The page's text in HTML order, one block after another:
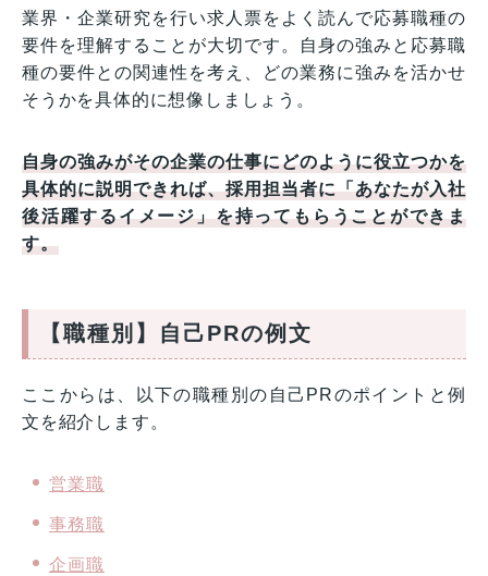
業界・企業研究を行い求人票をよく読んで応募職種の
要件を理解することが大切です。自身の強みと応募職
種の要件との関連性を考え、どの業務に強みを活かせ
そうかを具体的に想像しましょう。
自身の強みがその企業の仕事にどのように役立つかを
具体的に説明できれば、採用担当者に「あなたが入社
後活躍するイメージ」を持ってもらうことができま
す。
【職種別】自己PRの例文
ここからは、以下の職種別の自己PRのポイントと例
文を紹介します。
営業職
事務職
企画職